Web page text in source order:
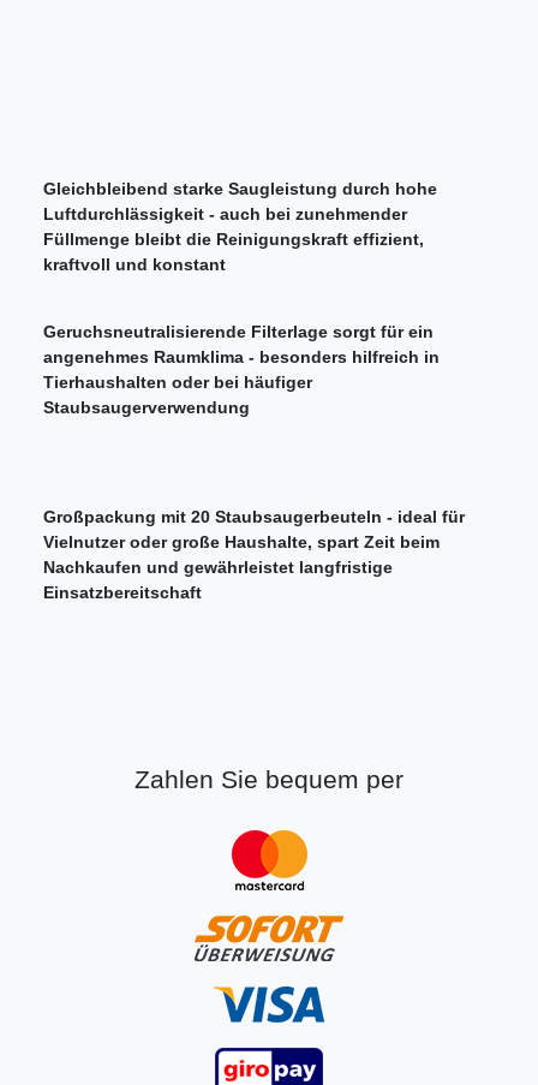
Gleichbleibend starke Saugleistung durch hohe
Luftdurchlässigkeit - auch bei zunehmender
Füllmenge bleibt die Reinigungskraft effizient,
kraftvoll und konstant
Geruchsneutralisierende Filterlage sorgt für ein
angenehmes Raumklima - besonders hilfreich in
Tierhaushalten oder bei häufiger
Staubsaugerverwendung
Großpackung mit 20 Staubsaugerbeuteln - ideal für
Vielnutzer oder große Haushalte, spart Zeit beim
Nachkaufen und gewährleistet langfristige
Einsatzbereitschaft
Zahlen Sie bequem per